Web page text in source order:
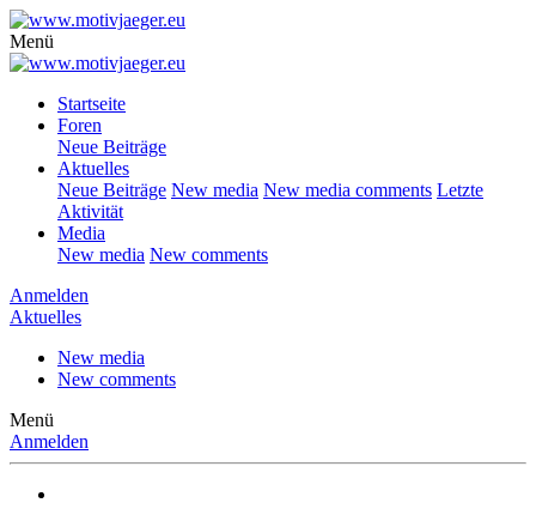
Menü
Startseite
Foren
Neue Beiträge
Aktuelles
Neue Beiträge New media New media comments Letzte
Aktivität
Media
New media New comments
Anmelden
Aktuelles
New media
New comments
Menü
Anmelden